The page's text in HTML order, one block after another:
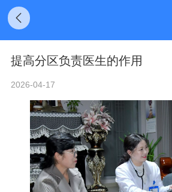
提高分区负责医生的作用
2026-04-17